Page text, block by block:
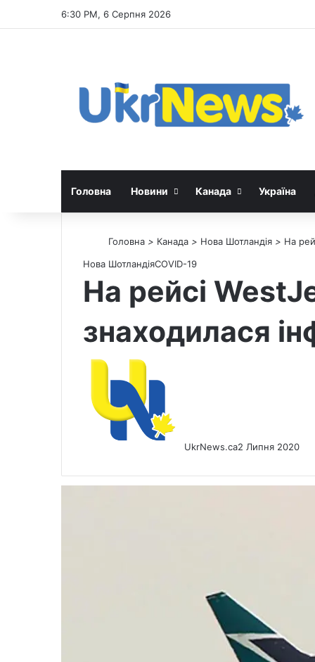
6:30 PM, 6 Серпня 2026
Головна Новини Канада Україна
Головна > Канада > Нова Шотландія > На
Нова ШотландіяСOVID-19
На рейсі
знаходилася
UkrNews.ca2 Липня 2020